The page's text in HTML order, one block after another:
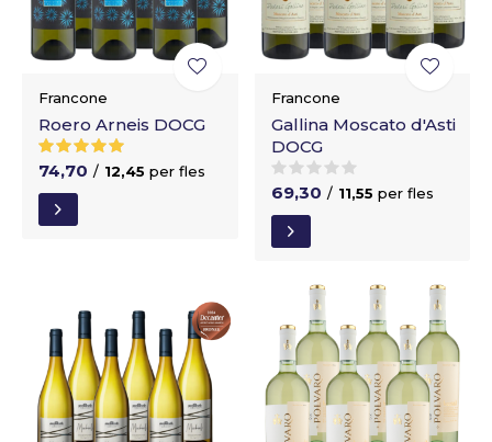
Francone
Roero Arneis DOCG
74,70 / 12,45 per fles
Francone
Gallina Moscato d'Asti
DOCG
69,30 / 11,55 per fles